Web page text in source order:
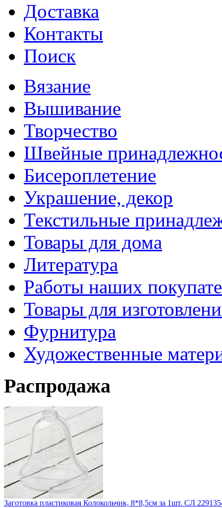
Доставка
Контакты
Поиск
Вязание
Вышивание
Творчество
Швейные
Бисероплетение
Украшение, декор
Текстильные
Товары для дома
Литература
Работы наших
Товары для
Фурнитура
Художественные
Распродажа
Заготовка пластиковая Колокольчик, 8*8,5см за 1шт. СЛ